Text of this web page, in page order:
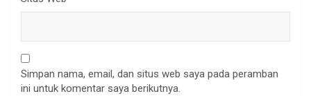
Simpan nama, email, dan situs web saya pada peramban
ini untuk komentar saya berikutnya.